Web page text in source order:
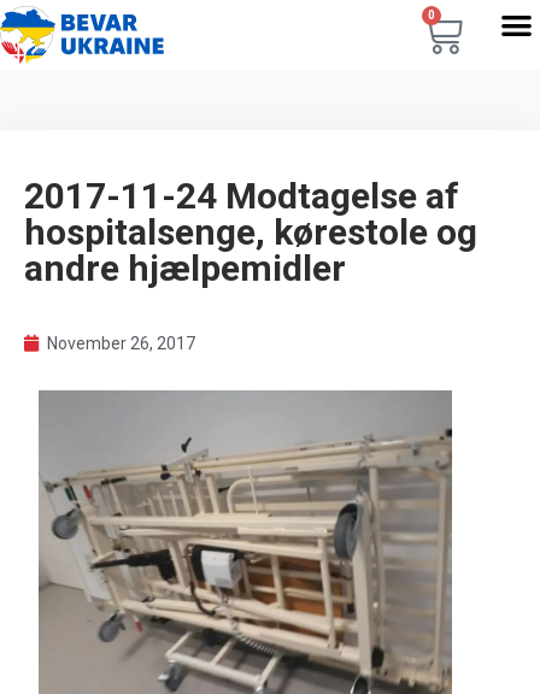
0
2017-11-24 Modtagelse af
hospitalsenge, kørestole og
andre hjælpemidler
November 26, 2017